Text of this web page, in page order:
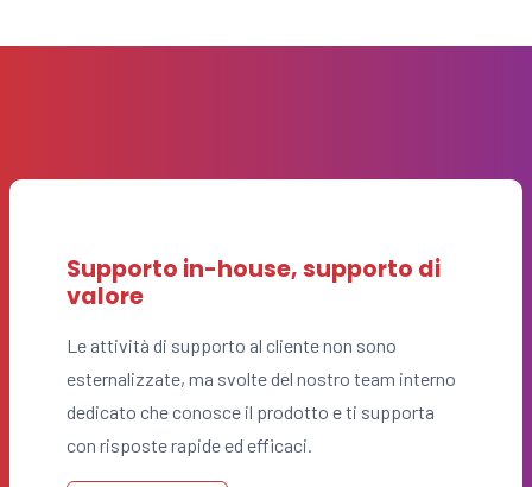
Supporto in-house, supporto di
valore
Le attività di supporto al cliente non sono
esternalizzate, ma svolte del nostro team interno
dedicato che conosce il prodotto e ti supporta
con risposte rapide ed efficaci.